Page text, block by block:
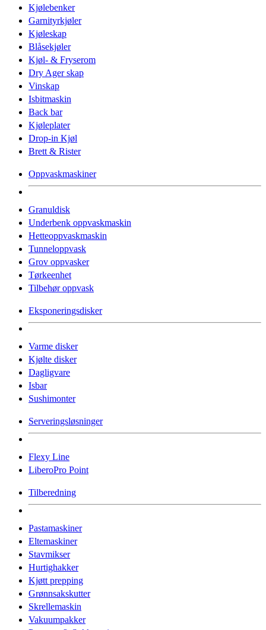
Kjølebenker
Garnityrkjøler
Kjøleskap
Blåsekjøler
Kjøl- & Fryserom
Dry Ager skap
Vinskap
Isbitmaskin
Back bar
Kjøleplater
Drop-in Kjøl
Brett & Rister
Oppvaskmaskiner
Granuldisk
Underbenk oppvaskmaskin
Hetteoppvaskmaskin
Tunneloppvask
Grov oppvasker
Tørkeenhet
Tilbehør oppvask
Eksponeringsdisker
Varme disker
Kjølte disker
Dagligvare
Isbar
Sushimonter
Serveringsløsninger
Flexy Line
LiberoPro Point
Tilberedning
Pastamaskiner
Eltemaskiner
Stavmikser
Hurtighakker
Kjøtt prepping
Grønnsakskutter
Skrellemaskin
Vakuumpakker